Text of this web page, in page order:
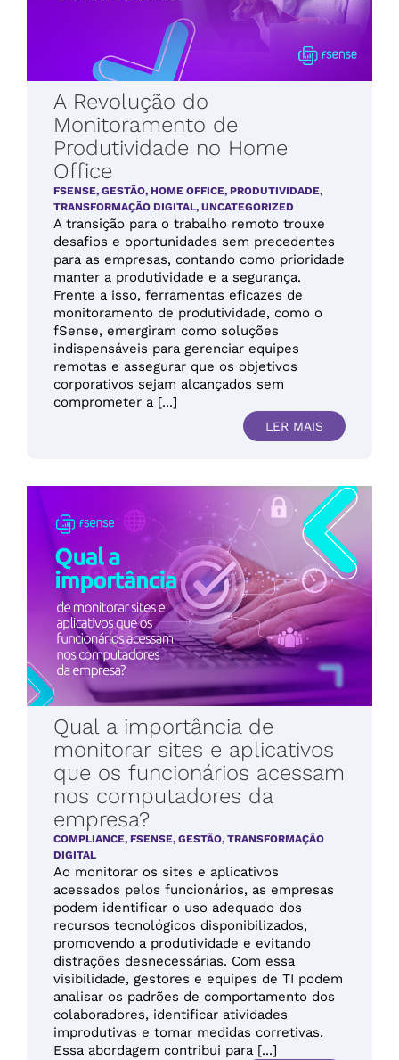
A Revolução do
Monitoramento de
Produtividade no Home
Office
FSENSE, GESTÃO, HOME OFFICE, PRODUTIVIDADE,
TRANSFORMAÇÃO DIGITAL, UNCATEGORIZED
A transição para o trabalho remoto trouxe
desafios e oportunidades sem precedentes
para as empresas, contando como prioridade
manter a produtividade e a segurança.
Frente a isso, ferramentas eficazes de
monitoramento de produtividade, como o
fSense, emergiram como soluções
indispensáveis para gerenciar equipes
remotas e assegurar que os objetivos
corporativos sejam alcançados sem
comprometer a [...]
LER MAIS
Qual a importância de
monitorar sites e aplicativos
que os funcionários acessam
nos computadores da
empresa?
COMPLIANCE, FSENSE, GESTÃO, TRANSFORMAÇÃO
DIGITAL
Ao monitorar os sites e aplicativos
acessados pelos funcionários, as empresas
podem identificar o uso adequado dos
recursos tecnológicos disponibilizados,
promovendo a produtividade e evitando
distrações desnecessárias. Com essa
visibilidade, gestores e equipes de TI podem
analisar os padrões de comportamento dos
colaboradores, identificar atividades
improdutivas e tomar medidas corretivas.
Essa abordagem contribui para [...]